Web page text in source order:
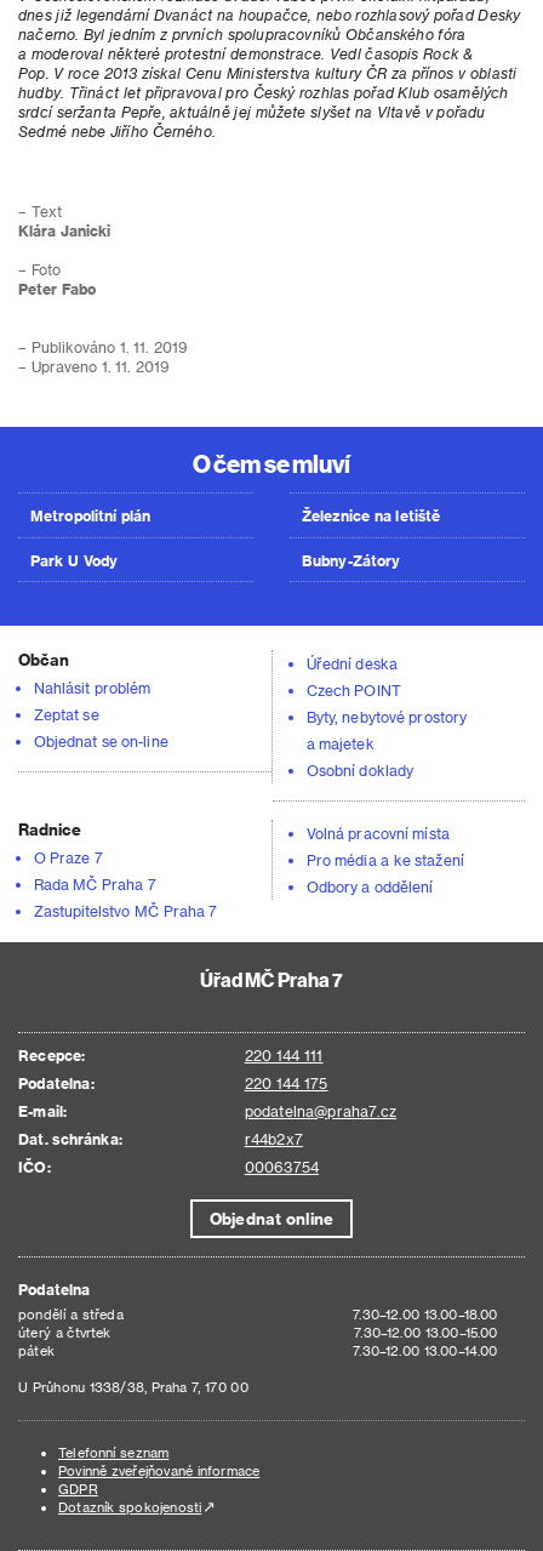
dnes již legendární Dvanáct na houpačce, nebo rozhlasový pořad Desky
načerno. Byl jedním z prvních spolupracovníků Občanského fóra
a moderoval některé protestní demonstrace. Vedl časopis Rock &
Pop. V roce 2013 získal Cenu Ministerstva kultury ČR za přínos v oblasti
hudby. Třináct let připravoval pro Český rozhlas pořad Klub osamělých
srdcí seržanta Pepře, aktuálně jej můžete slyšet na Vltavě v pořadu
Sedmé nebe Jiřího Černého.
– Text
Klára Janicki
– Foto
Peter Fabo
– Publikováno 1. 11. 2019
– Upraveno 1. 11. 2019
O čem se mluví
Metropolitní plán
Park U Vody
Železnice na letiště
Bubny-Zátory
Občan
Nahlásit problém
Zeptat se
Objednat se on-line
Úřední deska
Czech POINT
Byty, nebytové prostory
a majetek
Osobní doklady
Radnice
O Praze 7
Rada MČ Praha 7
Zastupitelstvo MČ Praha 7
Volná pracovní místa
Pro média a ke stažení
Odbory a oddělení
Úřad MČ Praha 7
Recepce:
220 144 111
Podatelna:
220 144 175
E-mail:
podatelna@praha7.cz
Dat. schránka:
r44b2x7
IČO:
00063754
Objednat online
Podatelna
pondělí a středa
7.30–12.00 13.00–18.00
úterý a čtvrtek
7.30–12.00 13.00–15.00
pátek
7.30–12.00 13.00–14.00
U Průhonu 1338/38, Praha 7, 170 00
Telefonní seznam
Povinně zveřejňované informace
GDPR
Dotazník spokojenosti